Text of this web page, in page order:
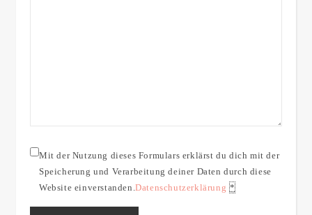
Mit der Nutzung dieses Formulars erklärst du dich mit der
Speicherung und Verarbeitung deiner Daten durch diese
Website einverstanden.Datenschutzerklärung *